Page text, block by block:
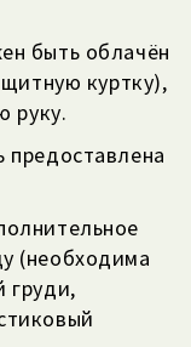
быть облачён
куртку),
руку.
предоставлена
(необходима
груди,